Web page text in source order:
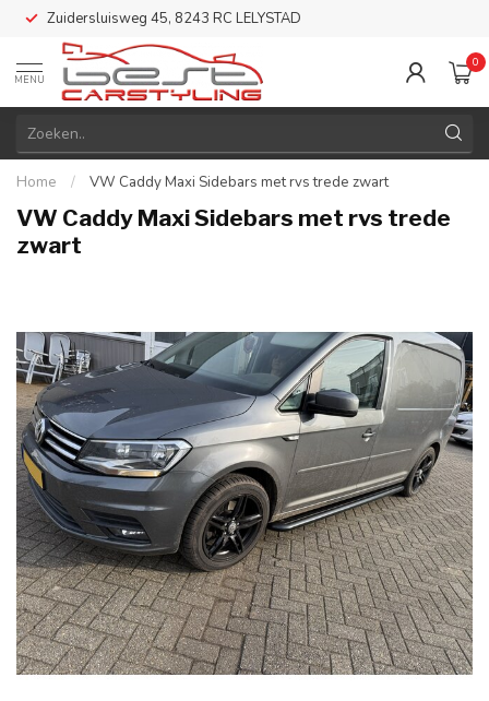
Zuidersluisweg 45, 8243 RC LELYSTAD
MENU
0
Home / VW Caddy Maxi Sidebars met rvs trede zwart
VW Caddy Maxi Sidebars met rvs trede
zwart